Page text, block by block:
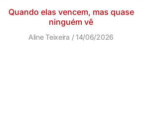
Quando elas vencem, mas quase
ninguém vê
Aline Teixeira 14/06/2026